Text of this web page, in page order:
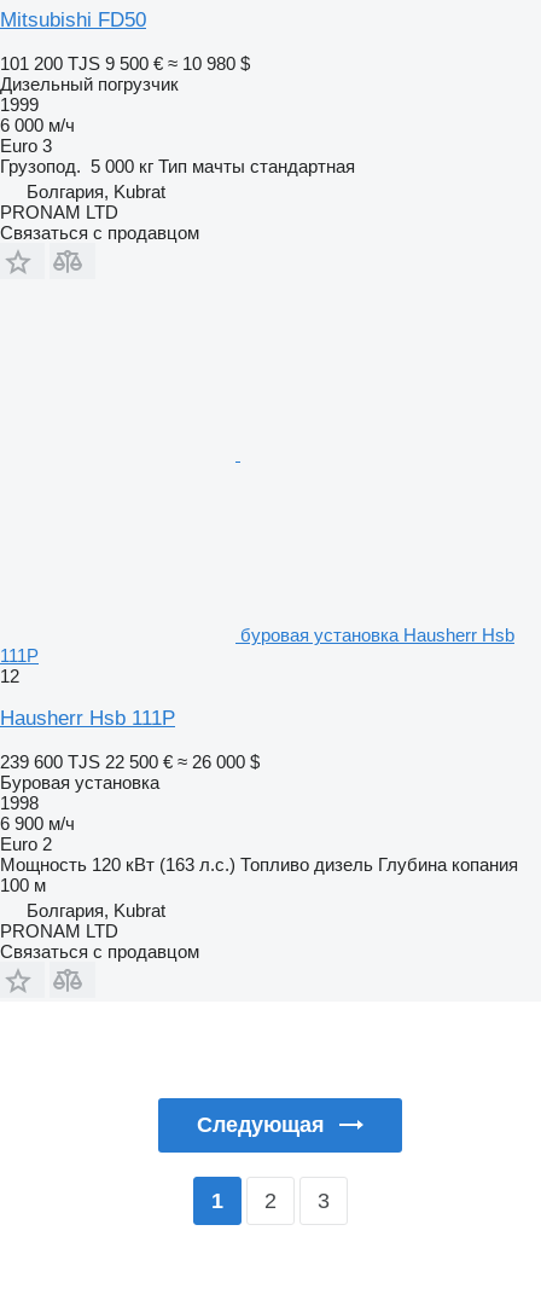
Mitsubishi FD50
101 200 TJS 9 500 € ≈ 10 980 $
Дизельный погрузчик
1999
6 000 м/ч
Euro 3
Грузопод. 5 000 кг Тип мачты стандартная
Болгария, Kubrat
PRONAM LTD
Связаться с продавцом
буровая установка Hausherr Hsb
111P
12
Hausherr Hsb 111P
239 600 TJS 22 500 € ≈ 26 000 $
Буровая установка
1998
6 900 м/ч
Euro 2
Мощность 120 кВт (163 л.с.) Топливо дизель Глубина копания
100 м
Болгария, Kubrat
PRONAM LTD
Связаться с продавцом
Следующая
1 2 3